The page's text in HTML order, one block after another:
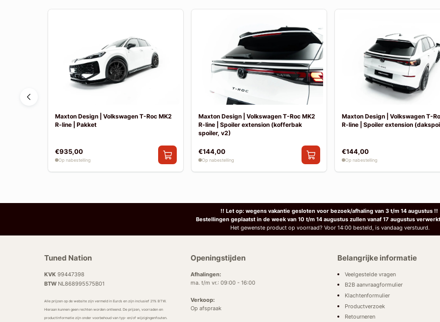
Maxton Design | Volkswagen T-Roc MK2
R-line | Pakket
€935,00
Op nabestelling
Maxton Design | Volkswagen T-Roc MK2
R-line | Spoiler extension (kofferbak
spoiler, v2)
€144,00
Op nabestelling
Maxton Design | Volkswagen T-
R-line | Spoiler extension
€144,00
Op nabestelling
!! Let op: wegens vakantie gesloten voor bezoek/afhaling van 3 t/m 14 augustus !!
Bestellingen geplaatst in de week van 10 t/m 14 augustus zullen vanaf 17 augustus
Het gewenste product op voorraad? Voor 14:00 besteld, is vandaag verstuurd.
Tuned Nation
KVK 99447398
BTWNL868995575B01
Alle prijzen op de website zijn vermeld in Euro’s en zijn inclusief 21% BTW.
Hieraan kunnen geen rechten worden ontleend. De prijzen, voorraden en
productinformatie zijn onder voorbehoud van typ- en/of wijzigingenfouten.
Openingstijden
Afhalingen:
ma. t/m vr.: 09:00 - 16:00
Verkoop:
Op afspraak
Belangrijke informatie
Veelgestelde vragen
B2B aanvraagformulier
Klachtenformulier
Productverzoek
Retourneren